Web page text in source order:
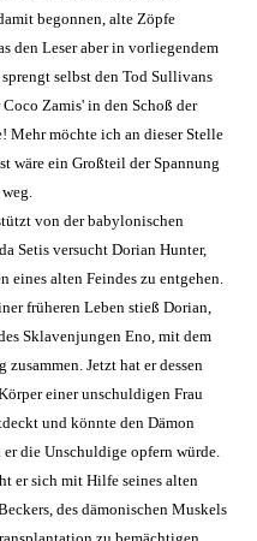
begonnen, alte Zöpfe
den Leser aber in vorliegendem
selbst den Tod Sullivans
Zamis' in den Schoß der
Mehr möchte ich an dieser Stelle
wäre ein Großteil der Spannung
von der babylonischen
Setis versucht Dorian Hunter,
eines alten Feindes zu entgehen.
früheren Leben stieß Dorian,
Sklavenjungen Eno, mit dem
zusammen. Jetzt hat er dessen
einer unschuldigen Frau
und könnte den Dämon
die Unschuldige opfern würde.
er sich mit Hilfe seines alten
des dämonischen Muskels